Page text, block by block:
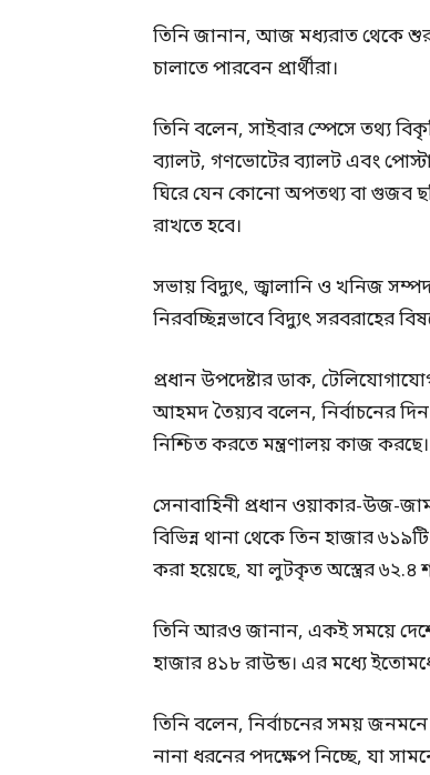
তিনি জানান, আজ মধ্যরাত থেকে শুরু
চালাতে পারবেন প্রার্থীরা।
তিনি বলেন, সাইবার স্পেসে তথ্য
ব্যালট, গণভোটের ব্যালট এবং
ঘিরে যেন কোনো অপতথ্য বা গুজব
রাখতে হবে।
সভায় বিদ্যুৎ, জ্বালানি ও খনিজ
নিরবচ্ছিন্নভাবে বিদ্যুৎ সরবরাহের
প্রধান উপদেষ্টার ডাক,
আহমদ তৈয়্যব বলেন, নির্বাচনের দিন
নিশ্চিত করতে মন্ত্রণালয় কাজ করছে।
সেনাবাহিনী প্রধান ওয়াকার-উজ-
বিভিন্ন থানা থেকে তিন হাজার
করা হয়েছে, যা লুটকৃত অস্ত্রের ৬২.৪
তিনি আরও জানান, একই সময়ে
হাজার ৪১৮ রাউন্ড। এর মধ্যে
তিনি বলেন, নির্বাচনের সময়
নানা ধরনের পদক্ষেপ নিচ্ছে, যা